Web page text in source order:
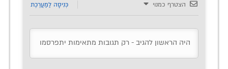
הצטרף כמנוי כְּנִיסָה לַמַעֲרֶכֶת